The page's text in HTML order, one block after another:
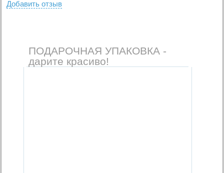
Добавить отзыв
ПОДАРОЧНАЯ УПАКОВКА -
дарите красиво!